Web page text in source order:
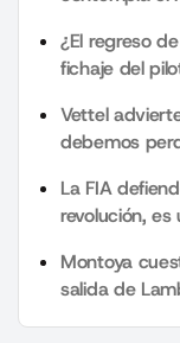
¿El regreso
fichaje del
Vettel
debemos
La FIA
revolución, es
Montoya
salida de